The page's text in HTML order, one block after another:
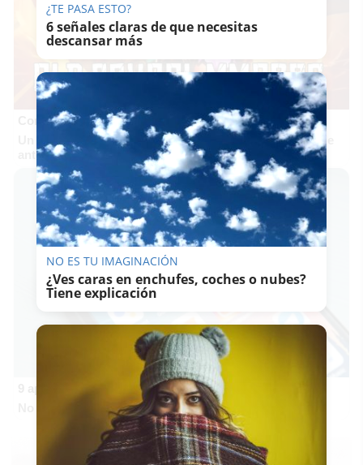
Corepunk MMORPG
Un verdadero MMORPG de la vieja escuela ¡Cómo los de
antes, pero mejor!
9 apps que valen oro
No son populares, pero sí extraordinariamente útiles
¿TE PASA ESTO?
6 señales claras de que necesitas
descansar más
NO ES TU IMAGINACIÓN
¿Ves caras en enchufes, coches o nubes?
Tiene explicación